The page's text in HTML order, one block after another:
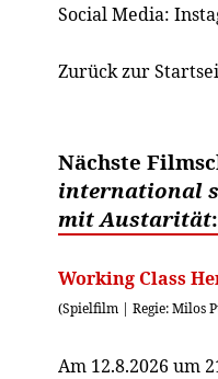
Social Media:
Zurück zur
Nächste
international
mit Austarität:
Working Class
(Spielfilm | Regie: Milos
Am 12.8.2026 um